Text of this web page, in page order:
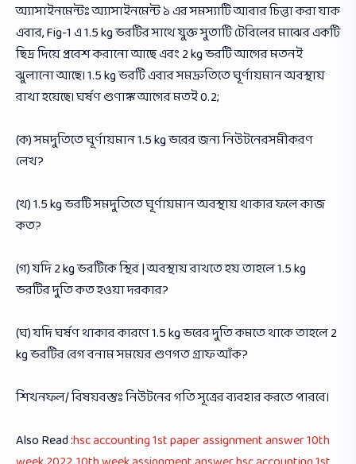
অ্যাসাইনমেন্টঃ অ্যাসাইনমেন্ট ১ এর সমস্যাটি আবার চিন্তা করা যাক
এবার, Fig-1 এ 1.5 kg ভরটির সাথে যুক্ত সুতাটি টেবিলের মাঝের একটি
ছিদ্র দিয়ে প্রবেশ করানাে আছে এবং 2 kg ভরটি আগের মতনই
ঝুলানাে আছে। 1.5 kg ভরটি এবার সমদ্রুতিতে ঘূর্ণায়মান অবস্থায়
রাখা হয়েছে। ঘর্ষণ গুণাঙ্ক আগের মতই 0.2;
(ক) সমদুতিতে ঘূর্ণায়মান 1.5 kg ভরের জন্য নিউটনেরসমীকরণ
লেখ?
(খ) 1.5 kg ভরটি সমদুতিতে ঘূর্ণায়মান অবস্থায় থাকার ফলে কাজ
কত?
(গ) যদি 2 kg ভরটিকে স্থির | অবস্থায় রাখতে হয় তাহলে 1.5 kg
ভরটির দুতি কত হওয়া দরকার?
(ঘ) যদি ঘর্ষণ থাকার কারণে 1.5 kg ভরের দুতি কমতে থাকে তাহলে 2
kg ভরটির বেগ বনাম সময়ের গুণগত গ্রাফ আঁক?
শিখনফল/ বিষয়বস্তুঃ নিউটনের গতি সূত্রের ব্যবহার করতে পারবে।
Also Read :hsc accounting 1st paper assignment answer 10th